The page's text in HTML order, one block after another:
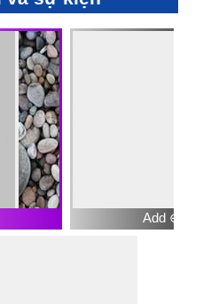
Add ⊕